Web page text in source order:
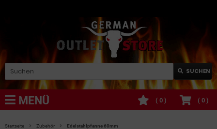
SUCHEN
MENÜ ( 0 )
( 0 )
Startseite Zubehör Edelstahlpfanne 60mm